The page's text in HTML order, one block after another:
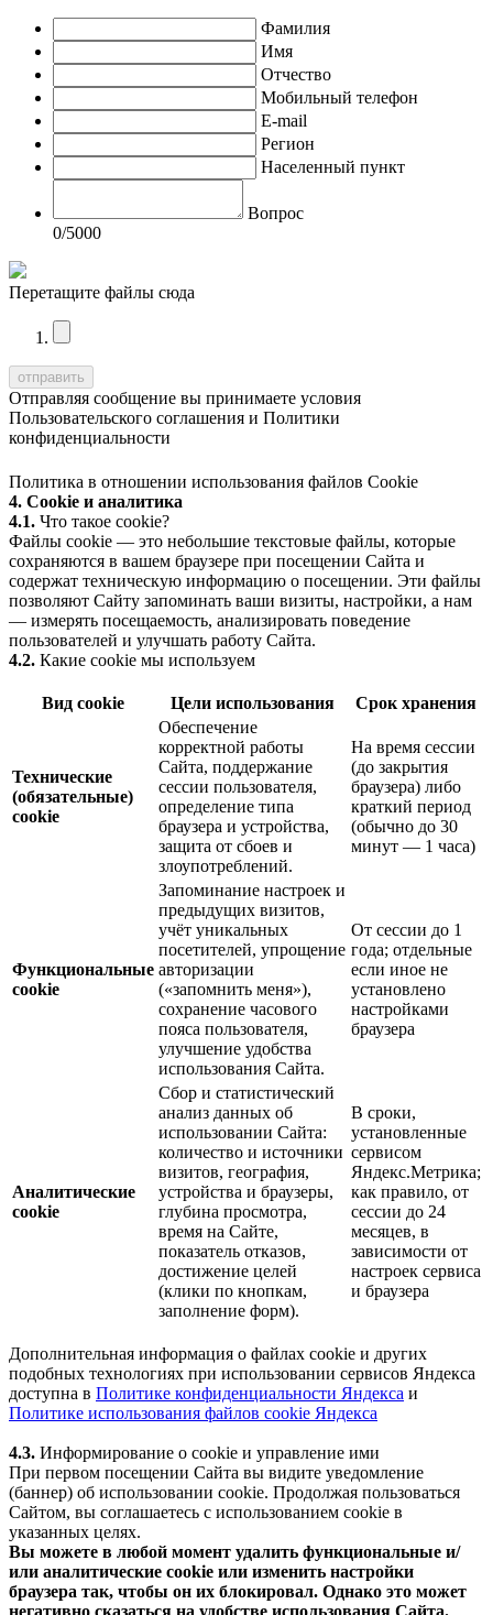
Фамилия
Имя
Отчество
Мобильный телефон
E-mail
Регион
Населенный пункт
Вопрос
0/5000
Перетащите файлы сюда
Отправляя сообщение вы принимаете условия
Пользовательского соглашения и Политики
конфиденциальности
Политика в отношении использования файлов Cookie
4. Cookie и аналитика
4.1. Что такое cookie?
Файлы cookie — это небольшие текстовые файлы, которые
сохраняются в вашем браузере при посещении Сайта и
содержат техническую информацию о посещении. Эти файлы
позволяют Сайту запоминать ваши визиты, настройки, а нам
— измерять посещаемость, анализировать поведение
пользователей и улучшать работу Сайта.
4.2. Какие cookie мы используем
Вид cookie Цели использования Срок хранения
Технические
(обязательные)
cookie
Обеспечение
корректной работы
Сайта, поддержание
сессии пользователя,
определение типа
браузера и устройства,
защита от сбоев и
злоупотреблений.
На время сессии
(до закрытия
браузера) либо
краткий период
(обычно до 30
минут — 1 часа)
Функциональные
cookie
Запоминание настроек и
предыдущих визитов,
учёт уникальных
посетителей, упрощение
авторизации
(«запомнить меня»),
сохранение часового
пояса пользователя,
улучшение удобства
использования Сайта.
От сессии до 1
года; отдельные
если иное не
установлено
настройками
браузера
Аналитические
cookie
Сбор и статистический
анализ данных об
использовании Сайта:
количество и источники
визитов, география,
устройства и браузеры,
глубина просмотра,
время на Сайте,
показатель отказов,
достижение целей
(клики по кнопкам,
заполнение форм).
В сроки,
установленные
сервисом
Яндекс.Метрика;
как правило, от
сессии до 24
месяцев, в
зависимости от
настроек сервиса
и браузера
Дополнительная информация о файлах cookie и других
подобных технологиях при использовании сервисов Яндекса
доступна в Политике конфиденциальности Яндекса и
Политике использования файлов cookie Яндекса
4.3. Информирование о cookie и управление ими
При первом посещении Сайта вы видите уведомление
(баннер) об использовании cookie. Продолжая пользоваться
Сайтом, вы соглашаетесь с использованием cookie в
указанных целях.
Вы можете в любой момент удалить функциональные и/
или аналитические cookie или изменить настройки
браузера так, чтобы он их блокировал. Однако это может
негативно сказаться на удобстве использования Сайта.